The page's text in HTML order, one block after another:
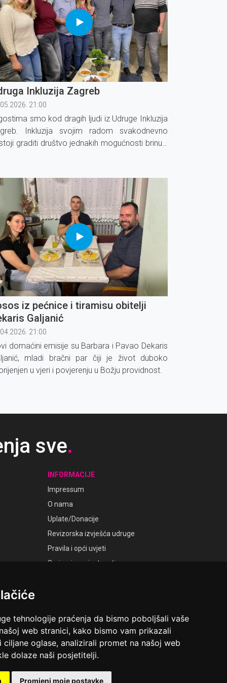
tehnologije praćenja da bismo poboljšali vaše
web stranici, kako bismo vam prikazali
oglase, analizirali promet na našoj web
dolaze naši posjetitelji.
Promjeni moje postavke
Inkluzija Zagreb
21:00
smo kod dragih ljudi iz Udruge Inkluzija
Inkluzija svojim radom svakodnevno
graditi društvo jednakih mogućnosti brinući
iz pećnice i tiramisu obitelji
Galjanić
21:00
domaćini emisije su Barbara i Pavao Dekaris
mladi bračni par čiji je život duboko
u vjeri i povjerenju u Božju providnost.
sve.
INFORMACIJE
Impressum
O nama
Uplate/Donacije
Revizorska izvješća udruge
Pravila i opći uvjeti
Smjernice privatnosti
Ime dobrote
6, Rijeka